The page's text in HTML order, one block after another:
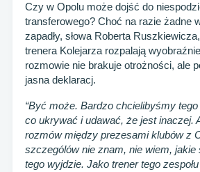
Czy w Opolu może dojść do
transferowego? Choć na razie żadne
zapadły, słowa Roberta
trenera Kolejarza rozpalają
rozmowie nie brakuje otrożności, ale
jasna deklaracj.
“Być może. Bardzo chcielibyśmy
co ukrywać i udawać, że jest inaczej.
rozmów między prezesami klubów z
szczególów nie znam, nie wiem, jakie
tego wyjdzie. Jako trener tego